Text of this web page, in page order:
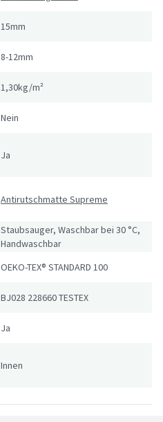
15mm
8-12mm
1,30kg/m²
Nein
Ja
Antirutschmatte Supreme
Staubsauger, Waschbar bei 30 °C,
Handwaschbar
OEKO-TEX® STANDARD 100
BJ028 228660 TESTEX
Ja
Innen